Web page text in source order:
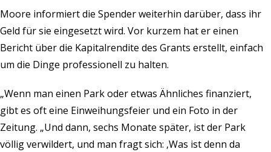
Moore informiert die Spender weiterhin darüber, dass ihr
Geld für sie eingesetzt wird. Vor kurzem hat er einen
Bericht über die Kapitalrendite des Grants erstellt, einfach
um die Dinge professionell zu halten.
„Wenn man einen Park oder etwas Ähnliches finanziert,
gibt es oft eine Einweihungsfeier und ein Foto in der
Zeitung. „Und dann, sechs Monate später, ist der Park
völlig verwildert, und man fragt sich: ‚Was ist denn da